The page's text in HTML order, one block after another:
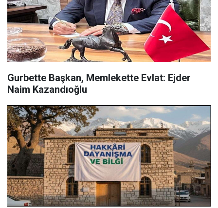
Gurbette Başkan, Memlekette Evlat: Ejder
Naim Kazandıoğlu